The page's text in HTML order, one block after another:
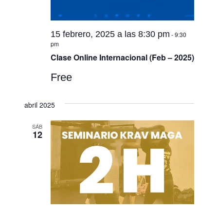
Clase Online Internacional (Feb – 2025)
15 febrero, 2025 a las 8:30 pm -9:30
pm
Free
abril 2025
SÁB
12